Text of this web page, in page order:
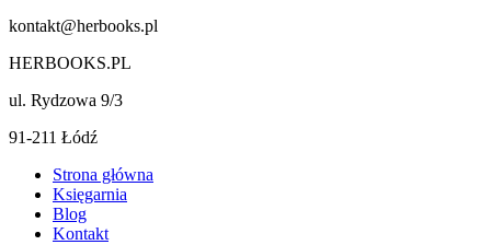
kontakt@herbooks.pl
HERBOOKS.PL
ul. Rydzowa 9/3
91-211 Łódź
Strona główna
Księgarnia
Blog
Kontakt